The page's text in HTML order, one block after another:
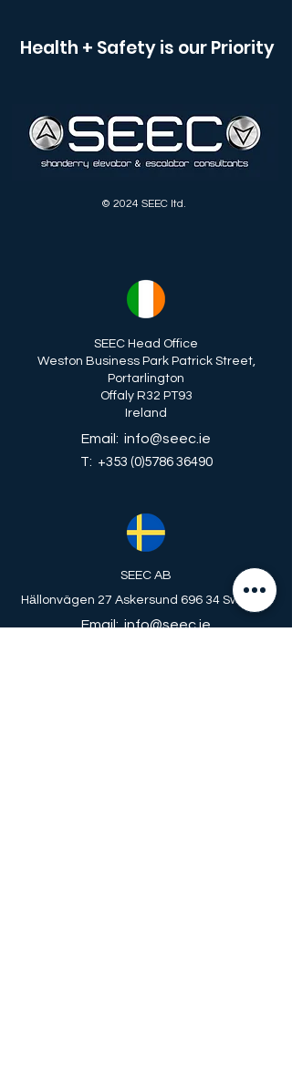
Health + Safety is our Priority
© 2024 SEEC ltd.
SEEC Head Office
Weston Business Park Patrick Street,
Portarlington
Offaly R32 PT93
Ireland
Email: info@seec.ie
T: +353 (0)5786 36490
SEEC AB
Hӓllonvägen 27 Askersund 696 34 Sweden
Email: info@seec.ie